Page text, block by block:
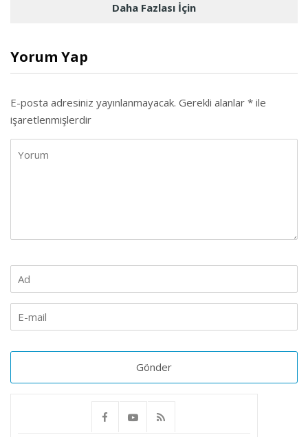
Daha Fazlası İçin
Yorum Yap
E-posta adresiniz yayınlanmayacak. Gerekli alanlar * ile
işaretlenmişlerdir